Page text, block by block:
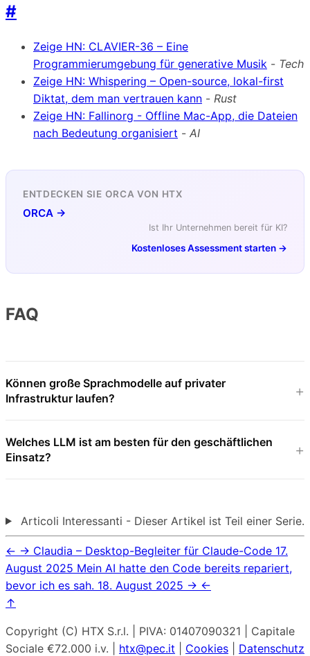
#
Zeige HN: CLAVIER-36 – Eine
Programmierumgebung für generative Musik - Tech
Zeige HN: Whispering – Open-source, lokal-first
Diktat, dem man vertrauen kann - Rust
Zeige HN: Fallinorg - Offline Mac-App, die Dateien
nach Bedeutung organisiert - AI
ENTDECKEN SIE ORCA VON HTX
ORCA →
Ist Ihr Unternehmen bereit für KI?
Kostenloses Assessment starten →
FAQ
Können große Sprachmodelle auf privater
Infrastruktur laufen?
Welches LLM ist am besten für den geschäftlichen
Einsatz?
Articoli Interessanti - Dieser Artikel ist Teil einer Serie.
← → Claudia – Desktop-Begleiter für Claude-Code 17.
August 2025 Mein AI hatte den Code bereits repariert,
bevor ich es sah. 18. August 2025 → ←
↑
Copyright (C) HTX S.r.l. | PIVA: 01407090321 | Capitale
Sociale €72.000 i.v. | htx@pec.it Cookies Datenschutz